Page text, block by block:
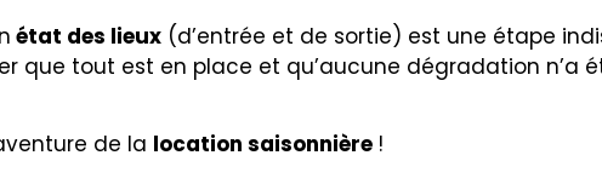
état des lieux (d’entrée et de sortie) est une étape
que tout est en place et qu’aucune dégradation n’a
de la location saisonnière !